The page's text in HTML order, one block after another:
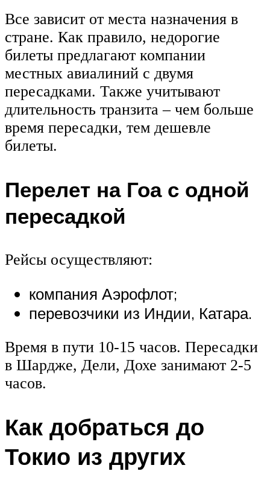
Все зависит от места назначения в
стране. Как правило, недорогие
билеты предлагают компании
местных авиалиний с двумя
пересадками. Также учитывают
длительность транзита – чем больше
время пересадки, тем дешевле
билеты.
Перелет на Гоа с одной
пересадкой
Рейсы осуществляют:
компания Аэрофлот;
перевозчики из Индии, Катара.
Время в пути 10-15 часов. Пересадки
в Шардже, Дели, Дохе занимают 2-5
часов.
Как добраться до
Токио из других